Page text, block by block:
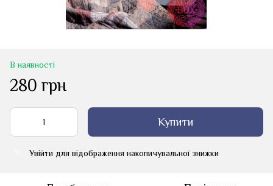
В наявності
280 грн
Купити
Увійти для відображення накопичувальної знижки